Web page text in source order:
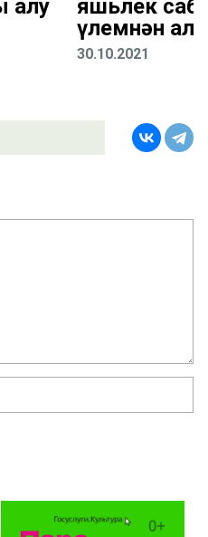
алу
яшьлек
үлемнән
30.10.2021